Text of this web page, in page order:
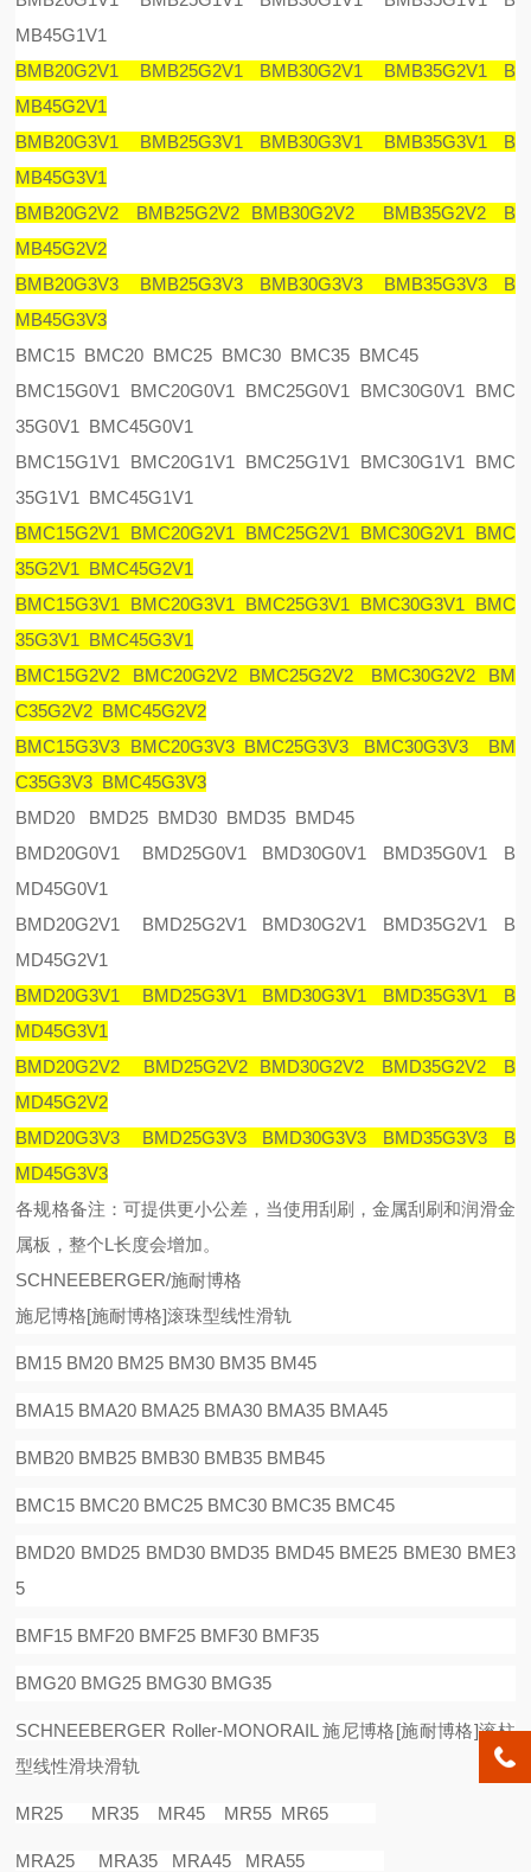
MB45G1V1
BMB20G2V1 BMB25G2V1 BMB30G2V1 BMB35G2V1 B
MB45G2V1
BMB20G3V1 BMB25G3V1 BMB30G3V1 BMB35G3V1 B
MB45G3V1
BMB20G2V2 BMB25G2V2 BMB30G2V2 BMB35G2V2 B
MB45G2V2
BMB20G3V3 BMB25G3V3 BMB30G3V3 BMB35G3V3 B
MB45G3V3
BMC15 BMC20 BMC25 BMC30 BMC35 BMC45
BMC15G0V1 BMC20G0V1 BMC25G0V1 BMC30G0V1 BMC
35G0V1 BMC45G0V1
BMC15G1V1 BMC20G1V1 BMC25G1V1 BMC30G1V1 BMC
35G1V1 BMC45G1V1
BMC15G2V1 BMC20G2V1 BMC25G2V1 BMC30G2V1 BMC
35G2V1 BMC45G2V1
BMC15G3V1 BMC20G3V1 BMC25G3V1 BMC30G3V1 BMC
35G3V1 BMC45G3V1
BMC15G2V2 BMC20G2V2 BMC25G2V2 BMC30G2V2 BM
C35G2V2 BMC45G2V2
BMC15G3V3 BMC20G3V3 BMC25G3V3 BMC30G3V3 BM
C35G3V3 BMC45G3V3
BMD20 BMD25 BMD30 BMD35 BMD45
BMD20G0V1 BMD25G0V1 BMD30G0V1 BMD35G0V1 B
MD45G0V1
BMD20G2V1 BMD25G2V1 BMD30G2V1 BMD35G2V1 B
MD45G2V1
BMD20G3V1 BMD25G3V1 BMD30G3V1 BMD35G3V1 B
MD45G3V1
BMD20G2V2 BMD25G2V2 BMD30G2V2 BMD35G2V2 B
MD45G2V2
BMD20G3V3 BMD25G3V3 BMD30G3V3 BMD35G3V3 B
MD45G3V3
各规格备注：可提供更小公差，当使用刮刷，金属刮刷和润滑金
属板，整个L长度会增加。
SCHNEEBERGER/施耐博格
施尼博格[施耐博格]滚珠型线性滑轨
BM15 BM20 BM25 BM30 BM35 BM45
BMA15 BMA20 BMA25 BMA30 BMA35 BMA45
BMB20 BMB25 BMB30 BMB35 BMB45
BMC15 BMC20 BMC25 BMC30 BMC35 BMC45
BMD20 BMD25 BMD30 BMD35 BMD45 BME25 BME30 BME3
5
BMF15 BMF20 BMF25 BMF30 BMF35
BMG20 BMG25 BMG30 BMG35
SCHNEEBERGER Roller-MONORAIL施尼博格[施耐博格]滚柱
型线性滑块滑轨
MR25 MR35 MR45 MR55 MR65
MRA25 MRA35 MRA45 MRA55